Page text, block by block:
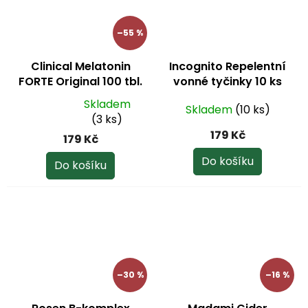
–55 %
Clinical Melatonin
FORTE Original 100 tbl.
Skladem
(3 ks)
179 Kč
Do košíku
Incognito Repelentní
vonné tyčinky 10 ks
Skladem (10 ks)
179 Kč
Do košíku
–30 % –16 %